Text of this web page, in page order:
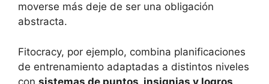
moverse más deje de ser una obligación
abstracta.
Fitocracy, por ejemplo, combina planificaciones
de entrenamiento adaptadas a distintos niveles
con sistemas de puntos, insignias y logros